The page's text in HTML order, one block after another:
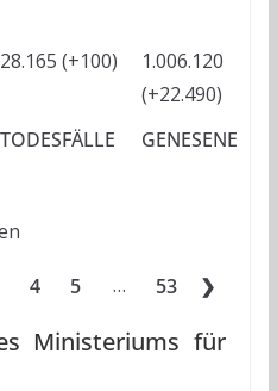
28.165 (+100)
1.006.120
(+22.490)
TODESFÄLLE GENESENE
4 5 … 53 ❯
Ministeriums für